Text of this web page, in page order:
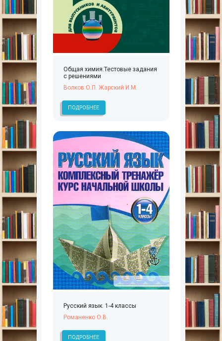
Общая химия.Тестовые задания
с решениями
Волков О.П. Жарский И.М.
ПОДРОБНЕЕ
Русский язык. 1-4 классы
Романенко О.В.
ПОДРОБНЕЕ